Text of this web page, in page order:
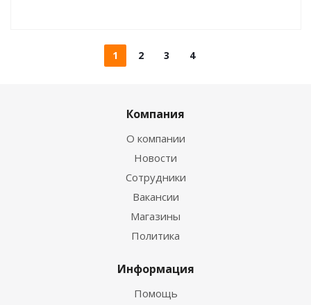
1 2 3 4
Компания
О компании
Новости
Сотрудники
Вакансии
Магазины
Политика
Информация
Помощь